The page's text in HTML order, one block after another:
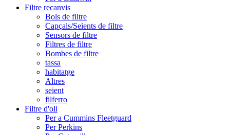
Filtre recanvis
Bols de filtre
Capçals/Seients de filtre
Sensors de filtre
Filtres de filtre
Bombes de filtre
tassa
habitatge
Altres
seient
filferro
Filtre d'oli
Per a Cummins Fleetguard
Per Perkins